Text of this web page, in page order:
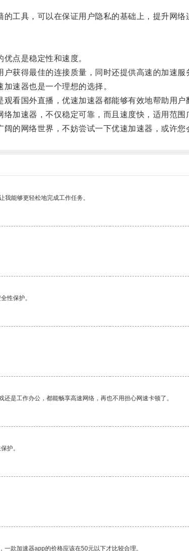
具，可以在保证用户隐私的基础上，提升网络
点是稳定性和速度。
得最佳的连接质量，同时还提供高速的加速服
速器也是一个理想的选择。
国外直播，优速加速器都能够有效地帮助用户
速器，不仅稳定可靠，而且速度快，适用范围
网络世界，不妨尝试一下优速加速器，或许您
能够更轻松地完成工作任务。
性保护。
是工作办公，都能畅享高速网络，再也不用担心网速卡顿了。
护。
款加速器app的价格应该在50元以下才比较合理。